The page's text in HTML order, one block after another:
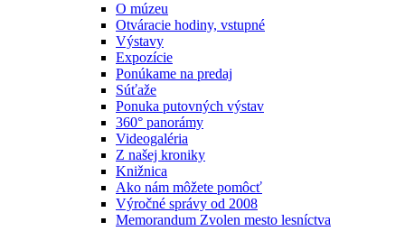
O múzeu
Otváracie hodiny, vstupné
Výstavy
Expozície
Ponúkame na predaj
Súťaže
Ponuka putovných výstav
360° panorámy
Videogaléria
Z našej kroniky
Knižnica
Ako nám môžete pomôcť
Výročné správy od 2008
Memorandum Zvolen mesto lesníctva